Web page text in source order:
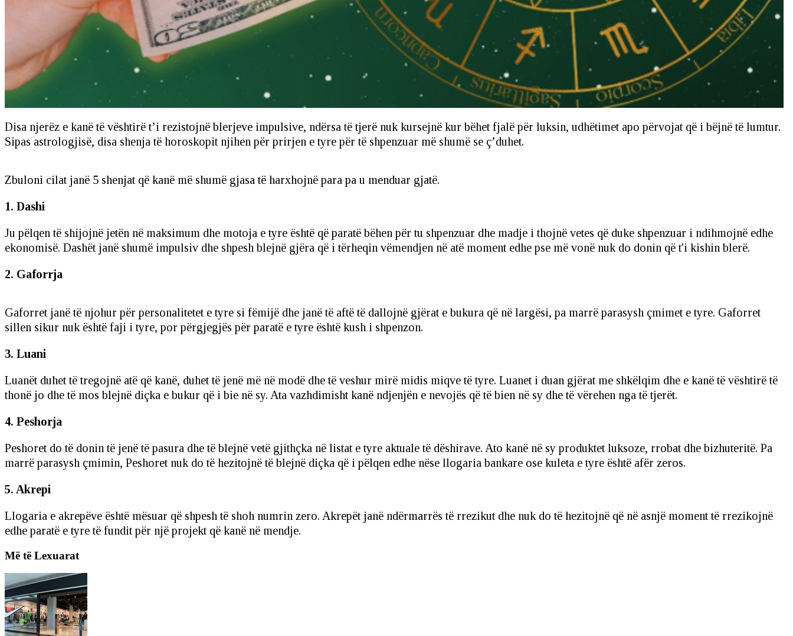
Disa njerëz e kanë të vështirë t’i rezistojnë blerjeve impulsive, ndërsa të tjerë nuk kursejnë kur bëhet fjalë për luksin, udhëtimet apo përvojat që i bëjnë të lumtur.
Sipas astrologjisë, disa shenja të horoskopit njihen për prirjen e tyre për të shpenzuar më shumë se ç’duhet.
Zbuloni cilat janë 5 shenjat që kanë më shumë gjasa të harxhojnë para pa u menduar gjatë.
1. Dashi
Ju pëlqen të shijojnë jetën në maksimum dhe motoja e tyre është që paratë bëhen për tu shpenzuar dhe madje i thojnë vetes që duke shpenzuar i ndihmojnë edhe
ekonomisë. Dashët janë shumë impulsiv dhe shpesh blejnë gjëra që i tërheqin vëmendjen në atë moment edhe pse më vonë nuk do donin që t'i kishin blerë.
2. Gaforrja
Gaforret janë të njohur për personalitetet e tyre si fëmijë dhe janë të aftë të dallojnë gjërat e bukura që në largësi, pa marrë parasysh çmimet e tyre. Gaforret
sillen sikur nuk është faji i tyre, por përgjegjës për paratë e tyre është kush i shpenzon.
3. Luani
Luanët duhet të tregojnë atë që kanë, duhet të jenë më në modë dhe të veshur mirë midis miqve të tyre. Luanet i duan gjërat me shkëlqim dhe e kanë të vështirë të
thonë jo dhe të mos blejnë diçka e bukur që i bie në sy. Ata vazhdimisht kanë ndjenjën e nevojës që të bien në sy dhe të vërehen nga të tjerët.
4. Peshorja
Peshoret do të donin të jenë të pasura dhe të blejnë vetë gjithçka në listat e tyre aktuale të dëshirave. Ato kanë në sy produktet luksoze, rrobat dhe bizhuteritë. Pa
marrë parasysh çmimin, Peshoret nuk do të hezitojnë të blejnë diçka që i pëlqen edhe nëse llogaria bankare ose kuleta e tyre është afër zeros.
5. Akrepi
Llogaria e akrepëve është mësuar që shpesh të shoh numrin zero. Akrepët janë ndërmarrës të rrezikut dhe nuk do të hezitojnë që në asnjë moment të rrezikojnë
edhe paratë e tyre të fundit për një projekt që kanë në mendje.
Më të Lexuarat